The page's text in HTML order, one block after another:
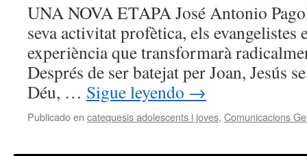
UNA NOVA ETAPA José Antonio
seva activitat profètica, els evangelistes
experiència que transformarà
Després de ser batejat per Joan, Jesús
Déu, … Sigue leyendo →
Publicado en catequesis adolescents i joves, Comunicacions